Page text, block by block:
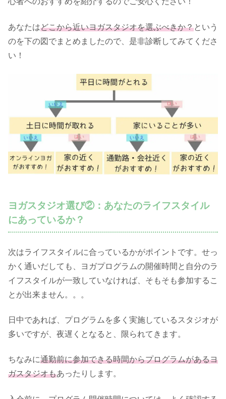
あなたはどこから近いヨガスタジオを選ぶべきか？という
のを下の図でまとめましたので、是非診断してみてくださ
い！
ヨガスタジオ選び②：あなたのライフスタイル
にあっているか？
次はライフスタイルに合っているかがポイントです。せっ
かく通いだしても、ヨガプログラムの開催時間と自分のラ
イフスタイルが一致していなければ、そもそも参加するこ
とが出来ません。。。
日中であれば、プログラムを多く実施しているスタジオが
多いですが、夜遅くとなると、限られてきます。
ちなみに通勤前に参加できる時間からプログラムがあるヨ
ガスタジオもあったりします。